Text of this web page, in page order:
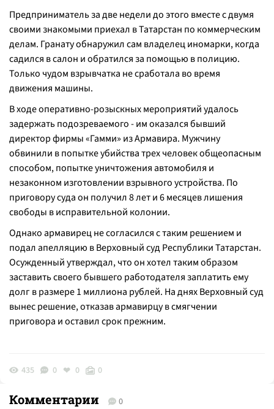
Предприниматель за две недели до этого вместе с двумя
своими знакомыми приехал в Татарстан по коммерческим
делам. Гранату обнаружил сам владелец иномарки, когда
садился в салон и обратился за помощью в полицию.
Только чудом взрывчатка не сработала во время
движения машины.
В ходе оперативно-розыскных мероприятий удалось
задержать подозреваемого - им оказался бывший
директор фирмы «Гамми» из Армавира. Мужчину
обвинили в попытке убийства трех человек общеопасным
способом, попытке уничтожения автомобиля и
незаконном изготовлении взрывного устройства. По
приговору суда он получил 8 лет и 6 месяцев лишения
свободы в исправительной колонии.
Однако армавирец не согласился с таким решением и
подал апелляцию в Верховный суд Республики Татарстан.
Осужденный утверждал, что он хотел таким образом
заставить своего бывшего работодателя заплатить ему
долг в размере 1 миллиона рублей. На днях Верховный суд
вынес решение, отказав армавирцу в смягчении
приговора и оставил срок прежним.
435 0 0 0
Комментарии 0